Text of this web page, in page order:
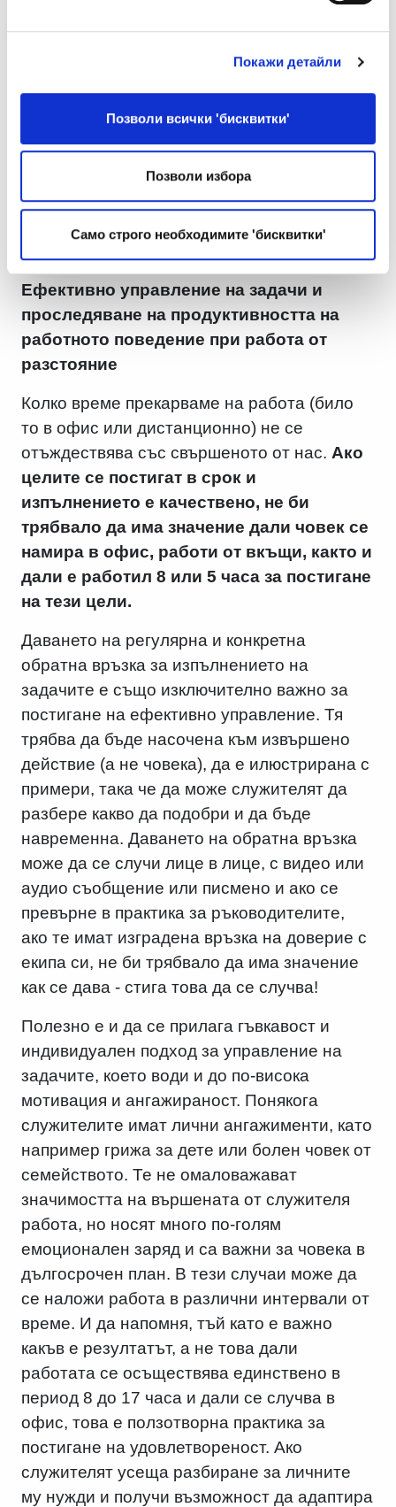
Покажи детайли
Позволи всички 'бисквитки'
Позволи избора
Само строго необходимите 'бисквитки'
аспирации на всеки член, те са там
тези задачи и да осигуряват среда, в която
не изискват непременно директен
физически контакт.
Ефективно управление на задачи и
проследяване на продуктивността на
работното поведение при работа от
разстояние
Колко време прекарваме на работа (било
то в офис или дистанционно) не се
отъждествява със свършеното от нас. Ако
целите се постигат в срок и
изпълнението е качествено, не би
трябвало да има значение дали човек се
намира в офис, работи от вкъщи, както и
дали е работил 8 или 5 часа за постигане
на тези цели.
Даването на регулярна и конкретна
обратна връзка за изпълнението на
задачите е също изключително важно за
постигане на ефективно управление. Тя
трябва да бъде насочена към извършено
действие (а не човека), да е илюстрирана с
примери, така че да може служителят да
разбере какво да подобри и да бъде
навременна. Даването на обратна връзка
може да се случи лице в лице, с видео или
аудио съобщение или писмено и ако се
превърне в практика за ръководителите,
ако те имат изградена връзка на доверие с
екипа си, не би трябвало да има значение
как се дава - стига това да се случва!
Полезно е и да се прилага гъвкавост и
индивидуален подход за управление на
задачите, което води и до по-висока
мотивация и ангажираност. Понякога
служителите имат лични ангажименти, като
например грижа за дете или болен човек от
семейството. Те не омаловажават
значимостта на вършената от служителя
работа, но носят много по-голям
емоционален заряд и са важни за човека в
дългосрочен план. В тези случаи може да
се наложи работа в различни интервали от
време. И да напомня, тъй като е важно
какъв е резултатът, а не това дали
работата се осъществява единствено в
период 8 до 17 часа и дали се случва в
офис, това е ползотворна практика за
постигане на удовлетвореност. Ако
служителят усеща разбиране за личните
му нужди и получи възможност да адаптира